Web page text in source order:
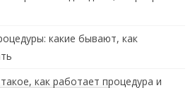
какие бывают, как
как работает процедура и